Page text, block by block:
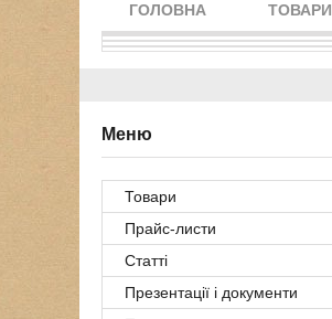
ГОЛОВНА ТОВАРИ
Товари
Прайс-листи
Статті
Презентації і документи